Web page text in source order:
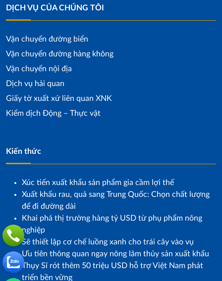
DỊCH VỤ CỦA CHÚNG TÔI
Vận chuyển đường biển
Vận chuyển đường hàng không
Vận chuyển nội địa
Dịch vụ hải quan
Giấy tờ xuất xứ liên quan XNK
Kiểm dịch Động – Thực vật
Kiến thức
Xúc tiến xuất khẩu sản phẩm gia cầm lợi thế
Xuất khẩu rau, quả sang Trung Quốc: Chọn chất lượng
để đi đường dài
Khai phá thị trường hàng tỷ USD từ phụ phẩm nông
nghiệp
Sẽ thiết lập cơ chế luồng xanh cho trái cây vào vụ
Ưu tiên thông quan ngay nông lâm thủy sản xuất khẩu
Thụy Sĩ rót thêm 50 triệu USD hỗ trợ Việt Nam phát
triển bền vững